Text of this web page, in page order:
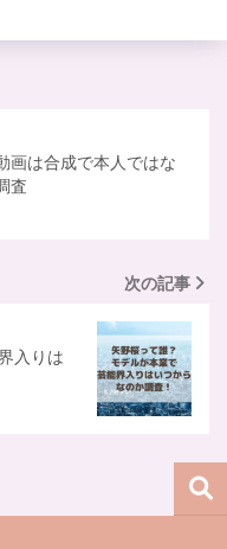
画は合成で本人ではな
査
次の記事
入りは